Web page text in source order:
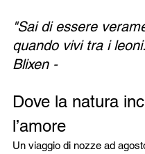
"Sai di essere
quando vivi tra i
Blixen -
Dove la natura
l’amore
Un viaggio di nozze ad